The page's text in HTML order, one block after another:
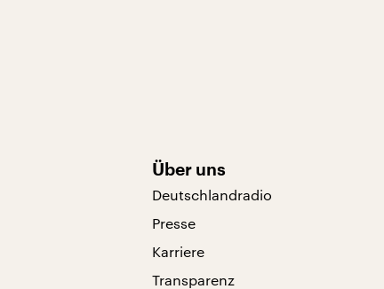
Über uns
Deutschlandradio
Presse
Karriere
Transparenz